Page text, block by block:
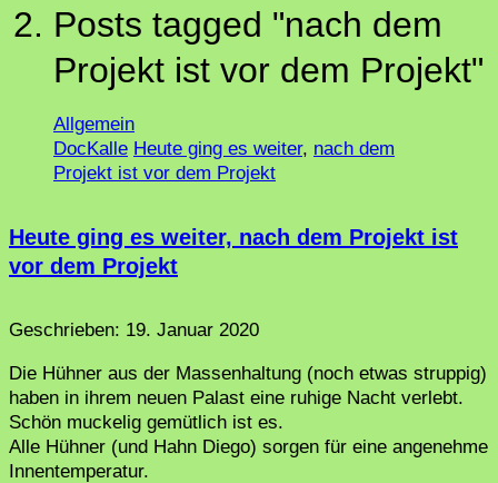
Posts tagged "nach dem
Projekt ist vor dem Projekt"
Allgemein
DocKalle Heute ging es weiter, nach dem
Projekt ist vor dem Projekt
Heute ging es weiter, nach dem Projekt ist
vor dem Projekt
Geschrieben: 19. Januar 2020
Die Hühner aus der Massenhaltung (noch etwas struppig)
haben in ihrem neuen Palast eine ruhige Nacht verlebt.
Schön muckelig gemütlich ist es.
Alle Hühner (und Hahn Diego) sorgen für eine angenehme
Innentemperatur.